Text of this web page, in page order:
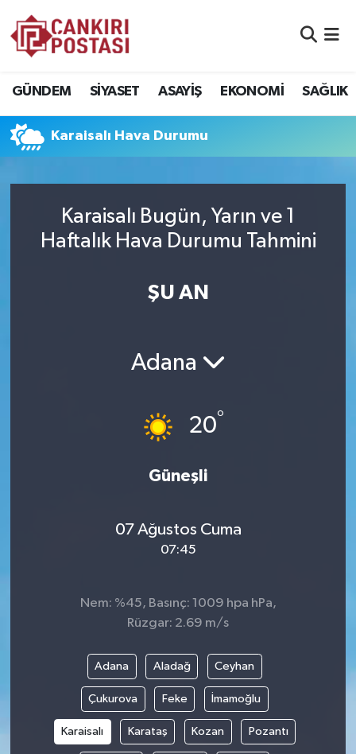
GÜNDEM SİYASET ASAYİŞ EKONOMİ SAĞLIK
Karaisalı Hava Durumu
Karaisalı Bugün, Yarın ve 1
Haftalık Hava Durumu Tahmini
ŞU AN
Adana
20°
Güneşli
07 Ağustos Cuma
07:45
Nem: %45, Basınç: 1009 hpa hPa,
Rüzgar: 2.69 m/s
Adana Aladağ Ceyhan
Çukurova Feke İmamoğlu
Karaisalı Karataş Kozan Pozantı
ASAYİŞ
EKONOMİ
SAĞLIK
BİLİM&TEKNOLOJİ
BÖLGE
TÜRKİYE
Namaz Vakitleri
Trafik Durumu
Süper Lig Puan Durumu ve Fikstür
Son Dakika Haberleri